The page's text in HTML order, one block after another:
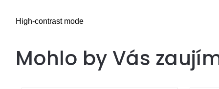
High-contrast mode
Mohlo by Vás